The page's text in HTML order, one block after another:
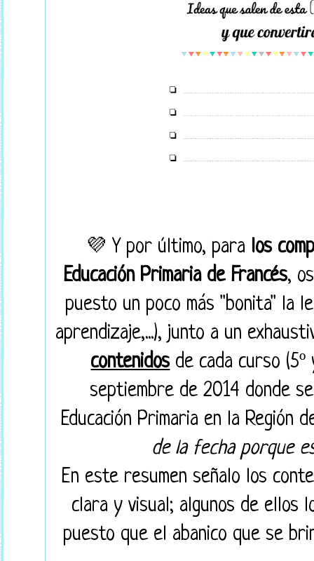
💜 Y por último, para los
Educación Primaria de Francés,
puesto un poco más "bonita" la
aprendizaje,...), junto a un
contenidosde cada curso
septiembre de 2014 donde
Educación Primaria en la Región
de la fecha porque
En este resumen señalo los
clara y visual; algunos de ellos
puesto que el abanico que se